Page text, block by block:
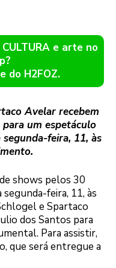
e arte no
do H2FOZ.
Avelar recebem
um espetáculo
feira, 11, às
shows pelos 30
feira, 11, às
e Spartaco
dos Santos para
Para assistir,
que será entregue a